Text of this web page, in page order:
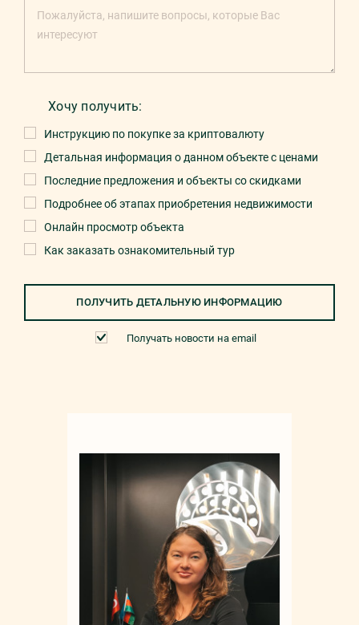
Хочу получить:
Инструкцию по покупке за криптовалюту
Детальная информация о данном объекте с ценами
Последние предложения и объекты со скидками
Подробнее об этапах приобретения недвижимости
Онлайн просмотр объекта
Как заказать ознакомительный тур
ПОЛУЧИТЬ ДЕТАЛЬНУЮ ИНФОРМАЦИЮ
Получать новости на email